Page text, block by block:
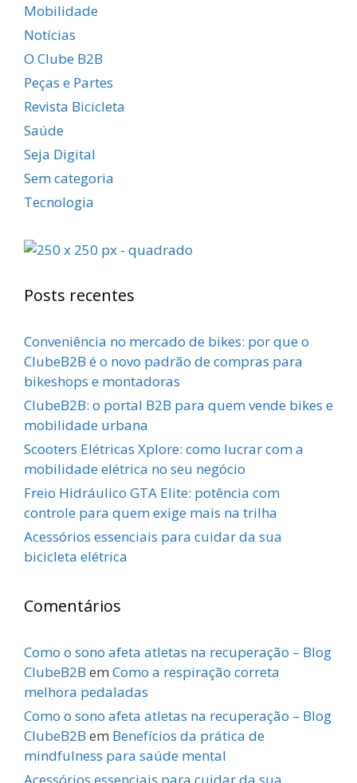
Mobilidade
Notícias
O Clube B2B
Peças e Partes
Revista Bicicleta
Saúde
Seja Digital
Sem categoria
Tecnologia
Posts recentes
Conveniência no mercado de bikes: por que o
ClubeB2B é o novo padrão de compras para
bikeshops e montadoras
ClubeB2B: o portal B2B para quem vende bikes e
mobilidade urbana
Scooters Elétricas Xplore: como lucrar com a
mobilidade elétrica no seu negócio
Freio Hidráulico GTA Elite: potência com
controle para quem exige mais na trilha
Acessórios essenciais para cuidar da sua
bicicleta elétrica
Comentários
Como o sono afeta atletas na recuperação – Blog
ClubeB2B em Como a respiração correta
melhora pedaladas
Como o sono afeta atletas na recuperação – Blog
ClubeB2B em Benefícios da prática de
mindfulness para saúde mental
Acessórios essenciais para cuidar da sua